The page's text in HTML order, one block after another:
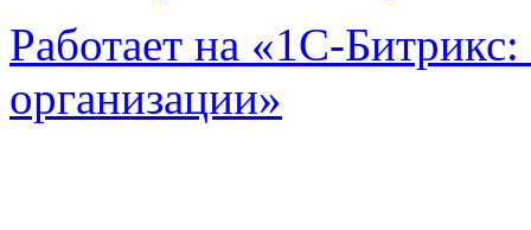
Работает на «1С-
организации»